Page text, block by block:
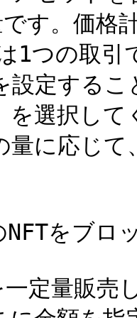
す。価格
1つの取
設定する
選択して
量に応じ
をブロ
一定量販売